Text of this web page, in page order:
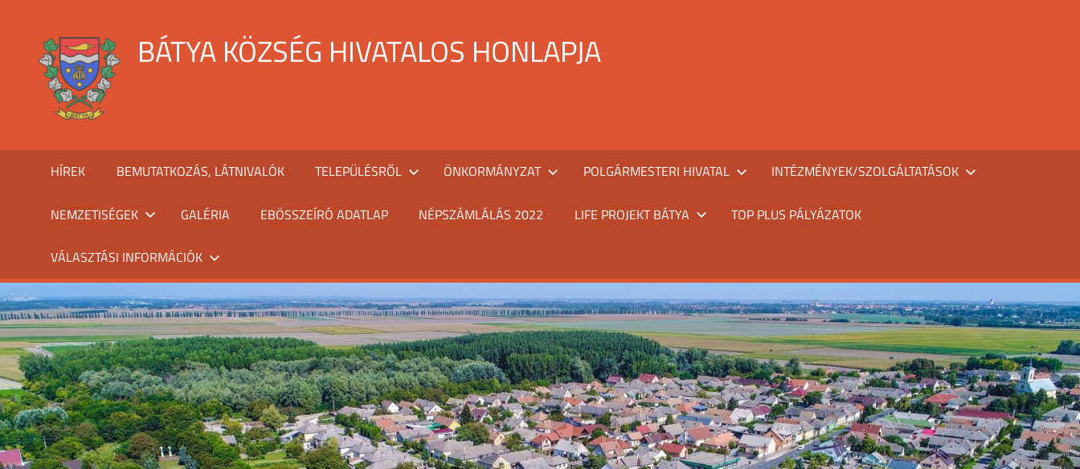
content
BÁTYA KÖZSÉG HIVATALOS HONLAPJA
HÍREK BEMUTATKOZÁS, LÁTNIVALÓK TELEPÜLÉSRŐL ÖNKORMÁNYZAT POLGÁRMESTERI HIVATAL INTÉZMÉNYEK/SZOLGÁLTATÁSOK
NEMZETISÉGEK GALÉRIA EBÖSSZEÍRÓ ADATLAP NÉPSZÁMLÁLÁS 2022 LIFE PROJEKT BÁTYA TOP PLUS PÁLYÁZATOK
VÁLASZTÁSI INFORMÁCIÓK